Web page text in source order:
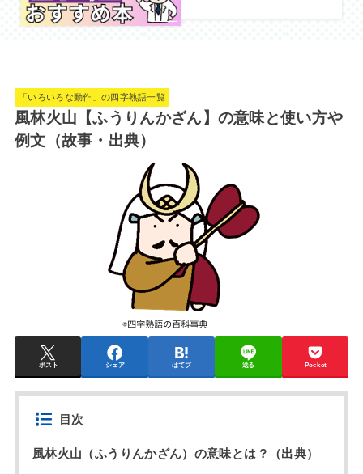
「いろいろな動作」の四字熟語一覧
風林火山【ふうりんかざん】の意味と使い方や
例文（故事・出典）
ポスト シェア はてブ 送る Pocket
目次
風林火山（ふうりんかざん）の意味とは？（出典）